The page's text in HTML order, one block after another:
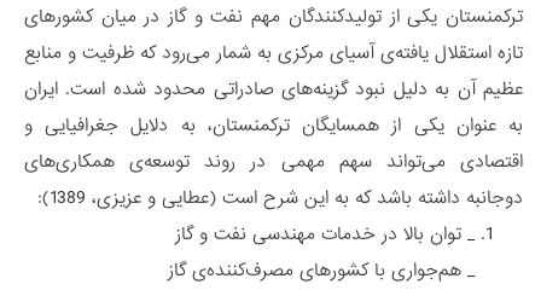
ترکمنستان یکی از تولیدکنندگان مهم نفت و گاز در میان کشورهای
تازه استقلال یافته‌ی آسیای مرکزی به شمار می‌رود که ظرفیت و منابع
عظیم آن به دلیل نبود گزینه‌های صادراتی محدود شده است. ایران
به عنوان یکی از همسایگان ترکمنستان، به دلایل جغرافیایی و
اقتصادی می‌تواند سهم مهمی در روند توسعه‌ی همکاری‌های
دوجانبه داشته باشد که به این شرح است (عطایی و عزیزی، 1389):
_ توان بالا در خدمات مهندسی نفت و گاز
_ هم‌جواری با کشورهای مصرف‌کننده‌ی گاز